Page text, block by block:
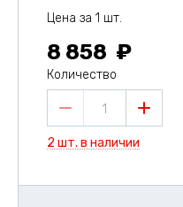
Цена за 1 шт.
8 858
Количество
1
2 шт. в наличии